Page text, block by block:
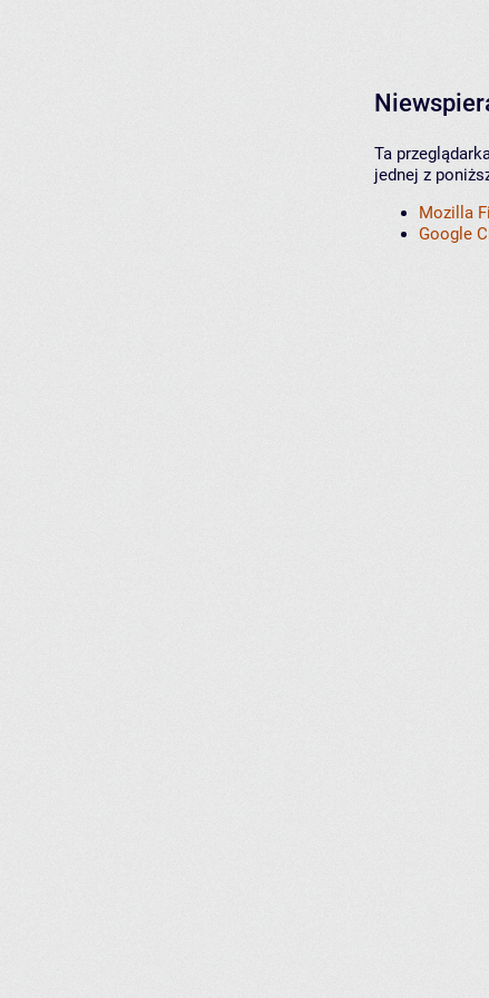
Ta
jednej z
Mozilla
Google